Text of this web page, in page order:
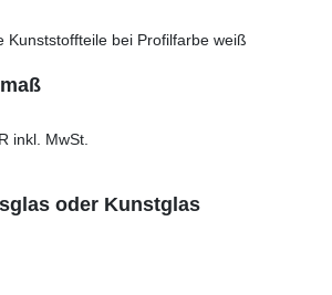
Kunststoffteile bei Profilfarbe weiß
inkl. MwSt.
oder Kunstglas